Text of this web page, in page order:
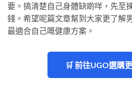
要。搞清楚自己身體缺啲咩，先至
錢。希望呢篇文章幫到大家更了解
最適合自己嘅健康方案。
🛒 前往UGO選購